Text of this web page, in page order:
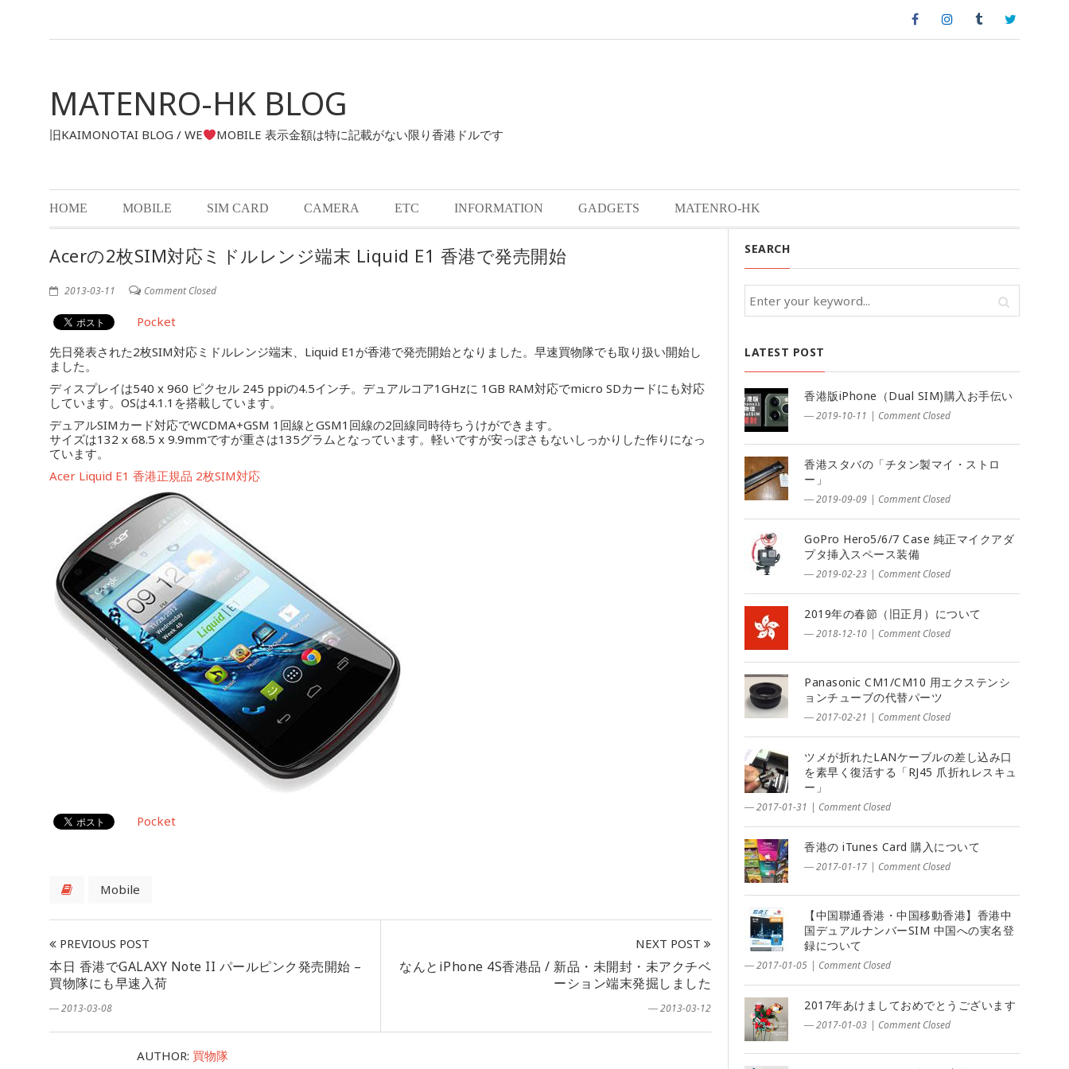
MATENRO-HK BLOG
旧KAIMONOTAI BLOG / WE MOBILE 表示金額は特に記載がない限り香港ドルです
HOME MOBILE SIM CARD CAMERA ETC INFORMATION GADGETS MATENRO-HK
Acerの2枚SIM対応ミドルレンジ端末 Liquid E1 香港で発売開始
2013-03-11 Comment Closed
Pocket
先日発表された2枚SIM対応ミドルレンジ端末、Liquid E1が香港で発売開始となりました。早速買物隊でも取り扱い開始し
ました。
ディスプレイは540 x 960 ピクセル 245 ppiの4.5インチ。デュアルコア1GHzに 1GB RAM対応でmicro SDカードにも対応
しています。OSは4.1.1を搭載しています。
デュアルSIMカード対応でWCDMA+GSM 1回線とGSM1回線の2回線同時待ちうけができます。
サイズは132 x 68.5 x 9.9mmですが重さは135グラムとなっています。軽いですが安っぽさもないしっかりした作りになっ
ています。
Acer Liquid E1 香港正規品 2枚SIM対応
Pocket
Mobile
PREVIOUS POST
本日 香港でGALAXY Note II パールピンク発売開始 –
買物隊にも早速入荷
― 2013-03-08
NEXT POST
なんとiPhone 4S香港品 / 新品・未開封・未アクチベ
ーション端末発掘しました
― 2013-03-12
AUTHOR: 買物隊
SEARCH
LATEST POST
香港版iPhone（Dual SIM)購入お手伝い
― 2019-10-11 | Comment Closed
香港スタバの「チタン製マイ・ストロ
ー」
― 2019-09-09 | Comment Closed
GoPro Hero5/6/7 Case 純正マイクアダ
プタ挿入スペース装備
― 2019-02-23 | Comment Closed
2019年の春節（旧正月）について
― 2018-12-10 | Comment Closed
Panasonic CM1/CM10 用エクステンシ
ョンチューブの代替パーツ
― 2017-02-21 | Comment Closed
ツメが折れたLANケーブルの差し込み口
を素早く復活する「RJ45 爪折れレスキュ
ー」
― 2017-01-31 | Comment Closed
香港の iTunes Card 購入について
― 2017-01-17 | Comment Closed
【中国聯通香港・中国移動香港】香港中
国デュアルナンバーSIM 中国への実名登
録について
― 2017-01-05 | Comment Closed
2017年あけましておめでとうございます
― 2017-01-03 | Comment Closed